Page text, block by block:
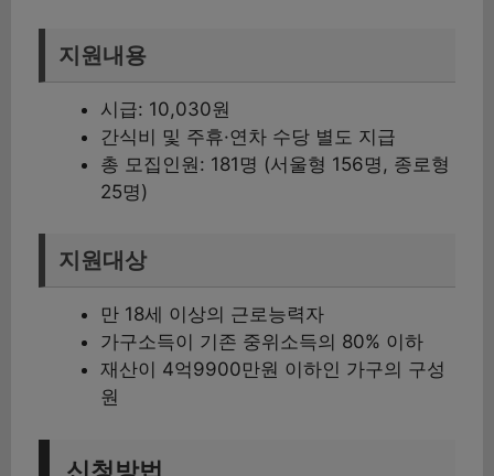
지원내용
시급: 10,030원
간식비 및 주휴·연차 수당 별도 지급
총 모집인원: 181명 (서울형 156명, 종로형
25명)
지원대상
만 18세 이상의 근로능력자
가구소득이 기존 중위소득의 80% 이하
재산이 4억9900만원 이하인 가구의 구성
원
신청방법